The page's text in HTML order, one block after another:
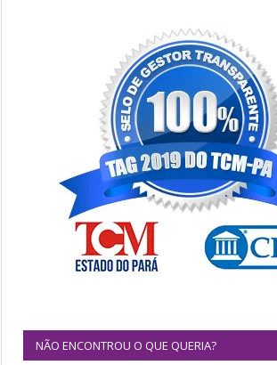
NÃO ENCONTROU O QUE QUERIA?